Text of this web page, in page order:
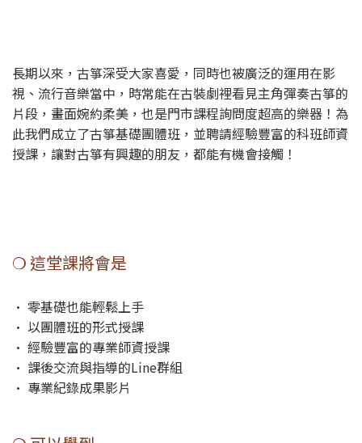
長期以來，古箏深受大家喜愛，同時也被廣泛的運用在影
視、流行音樂當中，時常能在古裝劇裡看見主角彈奏古箏的
片段，畫面婉約柔美，也是門市課程詢問度超高的樂器！為
此我們成立了古箏基礎團體班，並聘請經驗豐富的科班師資
授課，讓對古箏有興趣的朋友，都能有機會接觸！
❍ 這堂課將會是
• 零基礎也能輕鬆上手
• 以團體班的形式授課
• 經驗豐富的專業師資授課
• 課後交流與指導的Line群組
• 專業紀錄成果影片